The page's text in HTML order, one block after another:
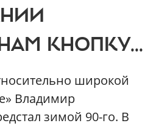
КНОПКУ...
широкой
Владимир
зимой 90-го. В